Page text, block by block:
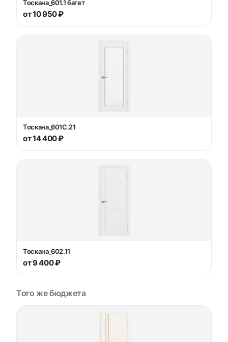
Тоскана_601.1 багет
от 10 950 ₽
Тоскана_601С.21
от 14 400 ₽
Тоскана_602.11
от 9 400 ₽
Того же бюджета